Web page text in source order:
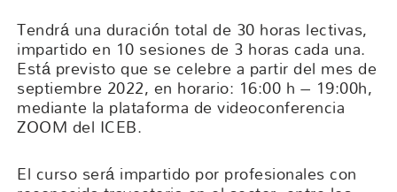
Tendrá una duración total de 30 horas lectivas,
impartido en 10 sesiones de 3 horas cada una.
Está previsto que se celebre a partir del mes de
septiembre 2022, en horario: 16:00 h – 19:00h,
mediante la plataforma de videoconferencia
ZOOM del ICEB.
El curso será impartido por profesionales con